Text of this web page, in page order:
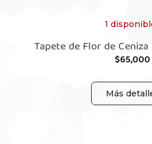
1
Tapete de Flor de
$65,000
Más